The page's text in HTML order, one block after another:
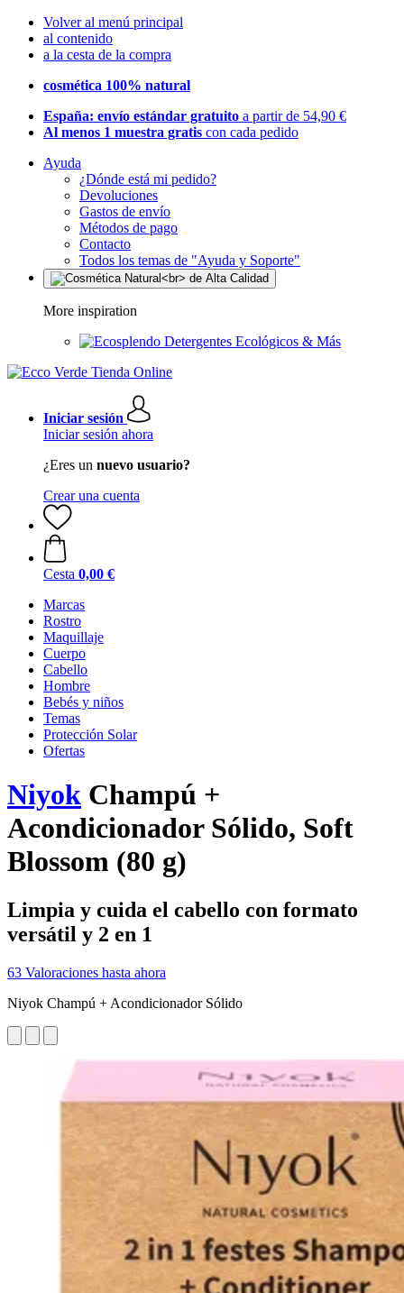
Volver al menú principal
al contenido
a la cesta de la compra
cosmética 100% natural
España: envío estándar gratuito a partir de 54,90 €
Al menos 1 muestra gratis con cada pedido
Ayuda
¿Dónde está mi pedido?
Devoluciones
Gastos de envío
Métodos de pago
Contacto
Todos los temas de "Ayuda y Soporte"
More inspiration
Detergentes Ecológicos & Más
Iniciar sesión
Iniciar sesión ahora
¿Eres un nuevo usuario?
Crear una cuenta
Cesta 0,00 €
Marcas
Rostro
Maquillaje
Cuerpo
Cabello
Hombre
Bebés y niños
Temas
Protección Solar
Ofertas
Niyok Champú +
Acondicionador Sólido, Soft
Blossom (80 g)
Limpia y cuida el cabello con formato
versátil y 2 en 1
63 Valoraciones hasta ahora
Niyok Champú + Acondicionador Sólido